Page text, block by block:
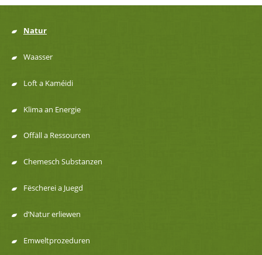
Menu
de
navigation
Natur
Waasser
Loft a Kaméidi
Klima an Energie
Offäll a Ressourcen
Chemesch Substanzen
Fëscherei a Juegd
d’Natur erliewen
Emweltprozeduren